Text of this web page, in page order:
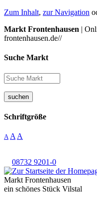
Zum Inhalt, zur Navigation
Markt Frontenhausen |
frontenhausen.de//
Suche Markt
suchen
Schriftgröße
A A A
08732 9201-0
Markt Frontenhausen
ein schönes Stück Vilstal